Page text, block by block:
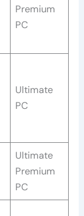
Premium
PC
Ultimate
PC
Ultimate
Premium
PC